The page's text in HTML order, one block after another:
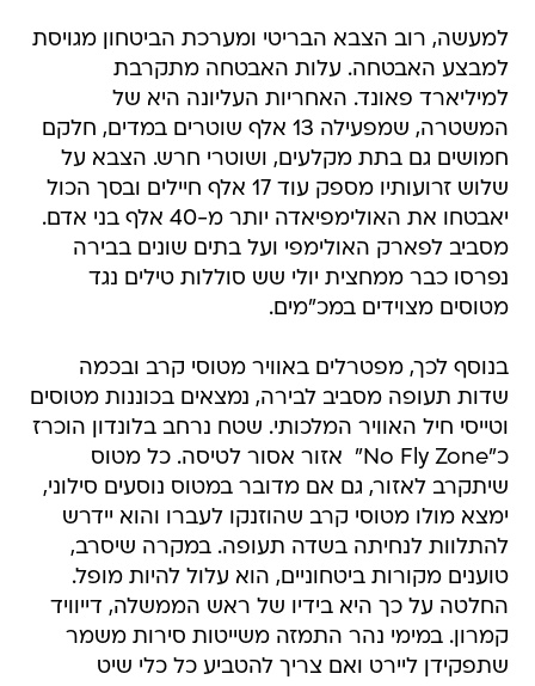
למעשה, רוב הצבא הבריטי ומערכת הביטחון מגויסת
למבצע האבטחה. עלות האבטחה מתקרבת
למיליארד פאונד. האחריות העליונה היא של
המשטרה, שמפעילה 13 אלף שוטרים במדים, חלקם
חמושים גם בתת מקלעים, ושוטרי חרש. הצבא על
שלוש זרועותיו מספק עוד 17 אלף חיילים ובסך הכול
יאבטחו את האולימפיאדה יותר מ-40 אלף בני אדם.
מסביב לפארק האולימפי ועל בתים שונים בבירה
נפרסו כבר ממחצית יולי שש סוללות טילים נגד
מטוסים מצוידים במכ"מים.
בנוסף לכך, מפטרלים באוויר מטוסי קרב ובכמה
שדות תעופה מסביב לבירה, נמצאים בכוננות מטוסים
וטייסי חיל האוויר המלכותי. שטח נרחב בלונדון הוכרז
כ"No Fly Zone"  אזור אסור לטיסה. כל מטוס
שיתקרב לאזור, גם אם מדובר במטוס נוסעים סילוני,
ימצא מולו מטוסי קרב שהוזנקו לעברו והוא יידרש
להתלוות לנחיתה בשדה תעופה. במקרה שיסרב,
טוענים מקורות ביטחוניים, הוא עלול להיות מופל.
החלטה על כך היא בידיו של ראש הממשלה, דייוויד
קמרון. במימי נהר התמזה משייטות סירות משמר
שתפקידן ליירט ואם צריך להטביע כל כלי שיט